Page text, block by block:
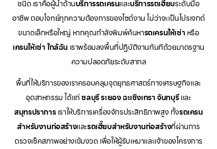
ชนิด เราคือผู้นำด้านบริการรถเครนและบริการรถเฮี๊ยบระดับมือ
อาชีพ ตอบโจทย์ทุกความต้องการของไซต์งาน ไม่ว่าจะเป็นโปรเจกต์
ขนาดเล็กหรือใหญ่ หากคุณกำลังพิมพ์ค้นหารถเครนให้เช่า หรือ
เครนให้เช่าใกล้ฉัน เราพร้อมลงพื้นที่ปฏิบัติงานทันทีด้วยมาตรฐาน
ความปลอดภัยระดับสากล
พื้นที่ให้บริการของเราครอบคลุมจุดยุทธศาสตร์ทางเศรษฐกิจและ
อุตสาหกรรม ได้แก่ชลบุรีระยองฉะเชิงเทราจันทบุรีและ
สมุทรปราการเราให้บริการเครื่องจักรประสิทธิภาพสูง ทั้งรถเครน
สำหรับงานก่อสร้างและรถเฮี๊ยบสำหรับงานก่อสร้างที่ผ่านการ
ตรวจเช็คสภาพอย่างเข้มงวด เพื่อให้ผู้รับเหมาและเจ้าของโครงการ